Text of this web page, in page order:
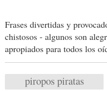
Frases divertidas y
chistosos - algunos son
apropiados para todos los
piropos piratas